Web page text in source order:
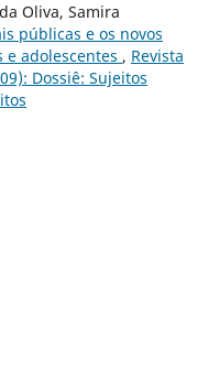
Oliva, Samira
públicas e os novos
adolescentes , Revista
Dossiê: Sujeitos